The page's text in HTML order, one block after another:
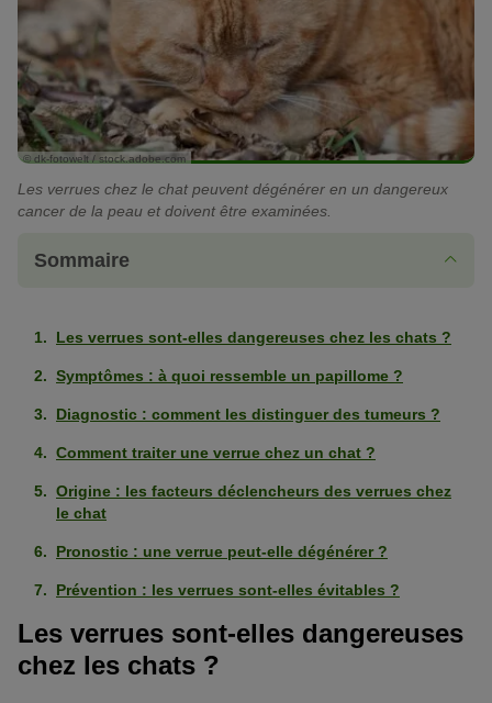
© dk-fotowelt / stock.adobe.com
Les verrues chez le chat peuvent dégénérer en un dangereux
cancer de la peau et doivent être examinées.
Sommaire
Les verrues sont-elles dangereuses chez les chats ?
Symptômes : à quoi ressemble un papillome ?
Diagnostic : comment les distinguer des tumeurs ?
Comment traiter une verrue chez un chat ?
Origine : les facteurs déclencheurs des verrues chez
le chat
Pronostic : une verrue peut-elle dégénérer ?
Prévention : les verrues sont-elles évitables ?
Les verrues sont-elles dangereuses
chez les chats ?